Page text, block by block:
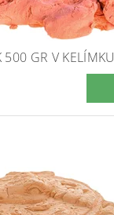
500 GR V KELÍMKU